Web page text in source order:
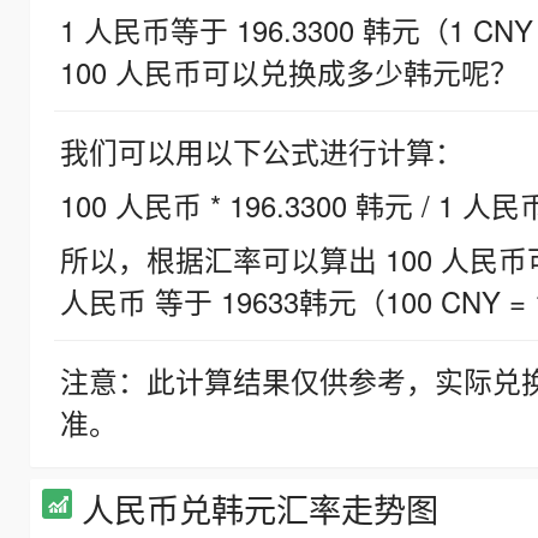
1 人民币等于 196.3300 韩元（1
100 人民币可以兑换成多少韩元呢？
我们可以用以下公式进行计算：
100 人民币 * 196.3300 韩元 / 1 人民
所以，根据汇率可以算出 100 人民
人民币 等于 19633韩元（100 CNY =
注意：此计算结果仅供参考，实际
准。
人民币兑韩元汇率走势图